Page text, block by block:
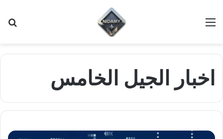
القائمة
اخبار الجيل الخامس